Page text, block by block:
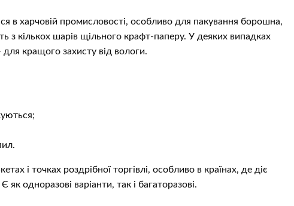
в харчовій промисловості, особливо для пакування борошна,
з кількох шарів щільного крафт-паперу. У деяких випадках
кращого захисту від вологи.
і точках роздрібної торгівлі, особливо в країнах, де діє
одноразові варіанти, так і багаторазові.